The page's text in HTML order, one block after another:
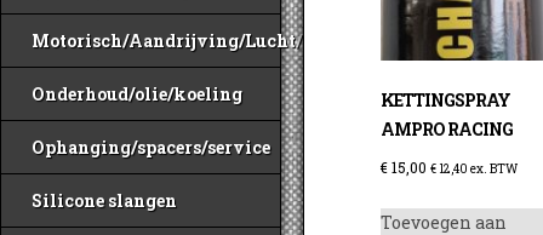
Motorisch/Aandrijving/Lucht/Benzine
Onderhoud/olie/koeling
Ophanging/spacers/service
Silicone slangen
KETTINGSPRAY
AMPRO RACING
€15,00 € 12,40 ex. BTW
Toevoegen aan